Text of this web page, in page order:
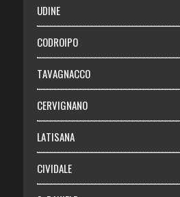
Necrologie
Chi siamo
Abbonati
Login
UDINE
CODROIPO
TAVAGNACCO
CERVIGNANO
LATISANA
CIVIDALE